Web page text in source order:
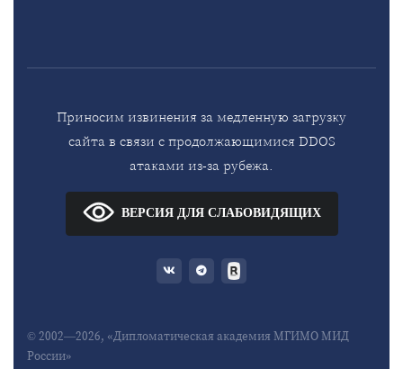
Приносим извинения за медленную загрузку
сайта в связи с продолжающимися DDOS
атаками из-за рубежа.
ВЕРСИЯ ДЛЯ СЛАБОВИДЯЩИХ
© 2002—2026, «Дипломатическая академия МГИМО МИД
России»